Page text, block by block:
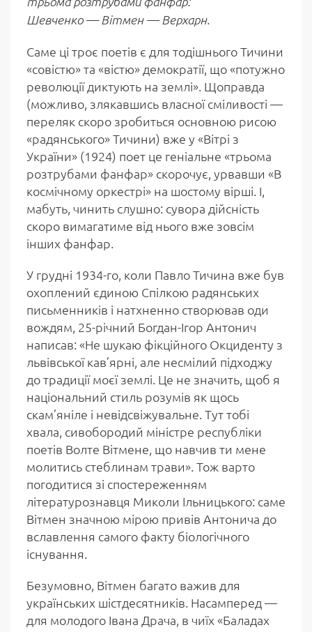
Шевченко — Вітмен — Верхарн.
Саме ці троє поетів є для тодішнього Тичини
«совістю» та «вістю» демократії, що «потужно
революції диктують на землі». Щоправда
(можливо, злякавшись власної сміливості —
переляк скоро зробиться основною рисою
«радянського» Тичини) вже у «Вітрі з
України» (1924) поет це геніальне «трьома
розтрубами фанфар» скорочує, урвавши «В
космічному оркестрі» на шостому вірші. І,
мабуть, чинить слушно: сувора дійсність
скоро вимагатиме від нього вже зовсім
інших фанфар.
У грудні 1934-го, коли Павло Тичина вже був
охоплений єдиною Спілкою радянських
письменників і натхненно створював оди
вождям, 25-річний Богдан-Ігор Антонич
написав: «Не шукаю фікційного Окциденту з
львівської кав’ярні, але несмілий підходжу
до традиції моєї землі. Це не значить, щоб я
національний стиль розумів як щось
скам’яніле і невідсвіжувальне. Тут тобі
хвала, сивобородий міністре республіки
поетів Волте Вітмене, що навчив ти мене
молитись стеблинам трави». Тож варто
погодитися зі спостереженням
літературознавця Миколи Ільницького: саме
Вітмен значною мірою привів Антонича до
вславлення самого факту біологічного
існування.
Безумовно, Вітмен багато важив для
українських шістдесятників. Насамперед —
для молодого Івана Драча, в чиїх «Баладах